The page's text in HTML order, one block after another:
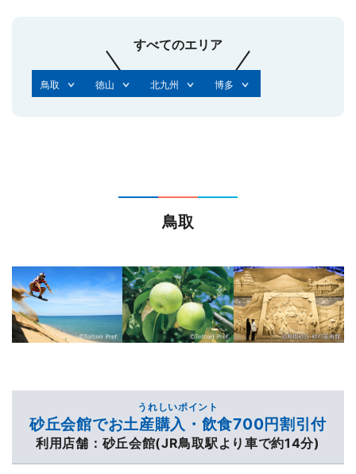
すべてのエリア
鳥取 徳山 北九州 博多
鳥取
うれしいポイント
砂丘会館でお土産購入・飲食700円割引付
利用店舗：砂丘会館(JR鳥取駅より車で約14分)